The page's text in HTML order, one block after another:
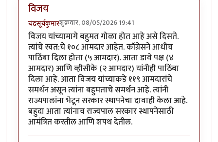
विजय
चंद्रसूर्यकुमारशुक्रवार, 08/05/2026 19:41
विजय यांच्यामागे बहुमत गोळा होत आहे असे दिसते.
त्यांचे स्वत:चे १०८ आमदार आहेत. कॉग्रेसने आधीच
पाठिंबा दिला होता (५ आमदार). आता डावे पक्ष (४
आमदार) आणि व्हीसीके (२ आमदार) यांनीही पाठिंबा
दिला आहे. आता विजय यांच्याकडे ११९ आमदारांचे
समर्थन असून त्यांना बहुमताचे समर्थन आहे. त्यांनी
राज्यपालांना भेटून सरकार स्थापनेचा दावाही केला आहे.
बहुदा आता त्यांनाच राज्यपाल सरकार स्थापनेसाठी
आमंत्रित करतील आणि शपथ देतील.